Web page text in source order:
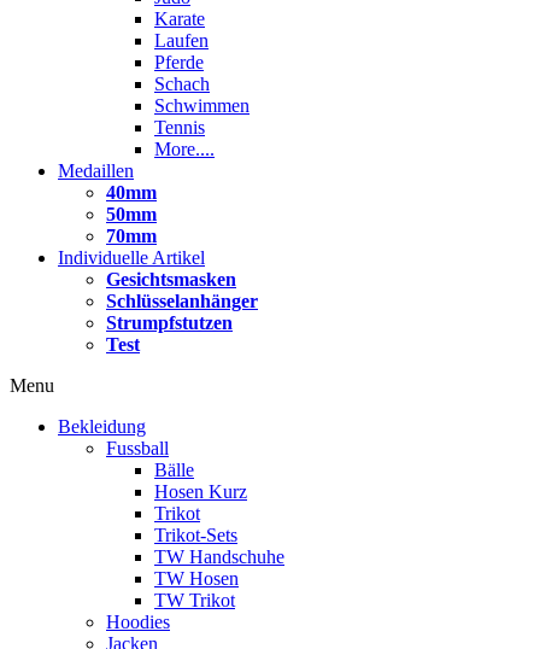
Karate
Laufen
Pferde
Schach
Schwimmen
Tennis
More....
Medaillen
40mm
50mm
70mm
Individuelle Artikel
Gesichtsmasken
Schlüsselanhänger
Strumpfstutzen
Test
Menu
Bekleidung
Fussball
Bälle
Hosen Kurz
Trikot
Trikot-Sets
TW Handschuhe
TW Hosen
TW Trikot
Hoodies
Jacken